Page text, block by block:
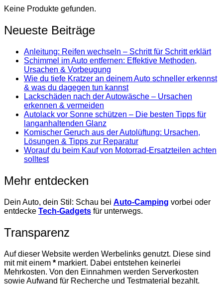
Keine Produkte gefunden.
Neueste Beiträge
Anleitung: Reifen wechseln – Schritt für Schritt erklärt
Schimmel im Auto entfernen: Effektive Methoden,
Ursachen & Vorbeugung
Wie du tiefe Kratzer an deinem Auto schneller erkennst
& was du dagegen tun kannst
Lackschäden nach der Autowäsche – Ursachen
erkennen & vermeiden
Autolack vor Sonne schützen – Die besten Tipps für
langanhaltenden Glanz
Komischer Geruch aus der Autolüftung: Ursachen,
Lösungen & Tipps zur Reparatur
Worauf du beim Kauf von Motorrad-Ersatzteilen achten
solltest
Mehr entdecken
Dein Auto, dein Stil: Schau bei Auto-Camping vorbei oder
entdecke Tech-Gadgets für unterwegs.
Transparenz
Auf dieser Website werden Werbelinks genutzt. Diese sind
mit mit einem * markiert. Dabei entstehen keinerlei
Mehrkosten. Von den Einnahmen werden Serverkosten
sowie Aufwand für Recherche und Testmaterial bezahlt.